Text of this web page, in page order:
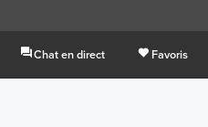
Chat en direct Favoris